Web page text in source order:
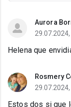
Aurora
29.07.2024,
Helena que
Rosmery
Estos dos si que